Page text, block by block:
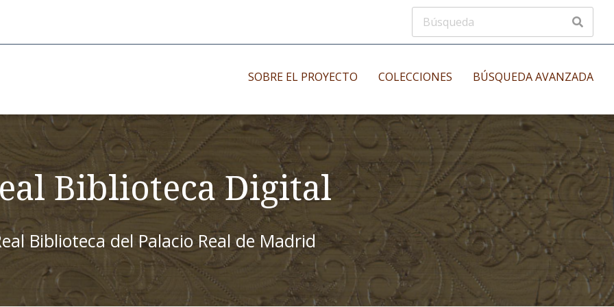
SOBRE EL PROYECTO COLECCIONES
Impresos antiguos
Impresos modernos
Impresos menores
Manuscritos musicales
Incunables
BÚSQUEDA AVANZADA
Biblioteca Digital
Biblioteca del Palacio Real de Madrid